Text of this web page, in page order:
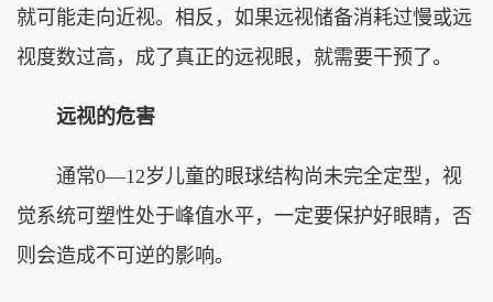
就可能走向近视。相反，如果远视储备消耗过慢或远
视度数过高，成了真正的远视眼，就需要干预了。
远视的危害
通常0—12岁儿童的眼球结构尚未完全定型，视
觉系统可塑性处于峰值水平，一定要保护好眼睛，否
则会造成不可逆的影响。